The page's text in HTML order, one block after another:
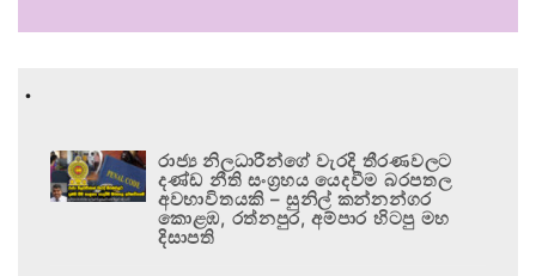
.
රාජ්‍ය නිලධාරීන්ගේ වැරදි තීරණවලට
දණ්ඩ නීති සංග්‍රහය යෙදවීම බරපතල
අවභාවිතයකි – සුනිල් කන්නන්ගර
කොළඹ, රත්නපුර, අම්පාර හිටපු මහ
දිසාපති